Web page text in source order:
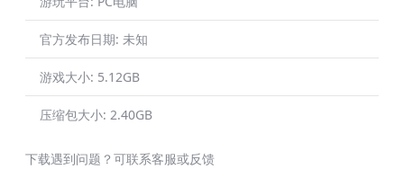
官方发布日期: 未知
游戏大小: 5.12GB
压缩包大小: 2.40GB
下载遇到问题？可联系客服或反馈